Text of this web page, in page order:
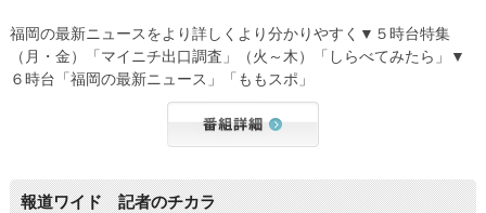
福岡の最新ニュースをより詳しくより分かりやすく▼５時台特集
（月・金）「マイニチ出口調査」（火～木）「しらべてみたら」▼
６時台「福岡の最新ニュース」「ももスポ」
報道ワイド 記者のチカラ